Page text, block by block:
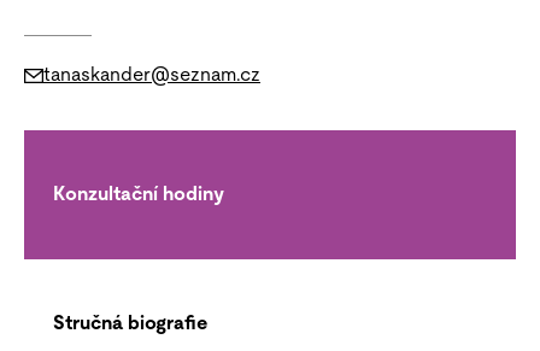
tanaskander@seznam.cz
Konzultační hodiny
Stručná biografie